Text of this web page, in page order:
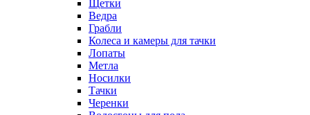
Щетки
Ведра
Грабли
Колеса и камеры для тачки
Лопаты
Метла
Носилки
Тачки
Черенки